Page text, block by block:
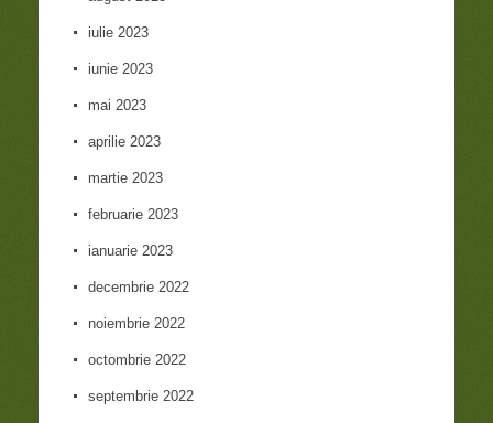
iulie 2023
iunie 2023
mai 2023
aprilie 2023
martie 2023
februarie 2023
ianuarie 2023
decembrie 2022
noiembrie 2022
octombrie 2022
septembrie 2022